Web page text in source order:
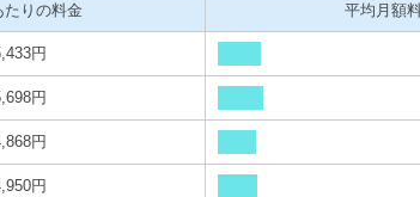
たりの料金 平均月額
円
円
円
円